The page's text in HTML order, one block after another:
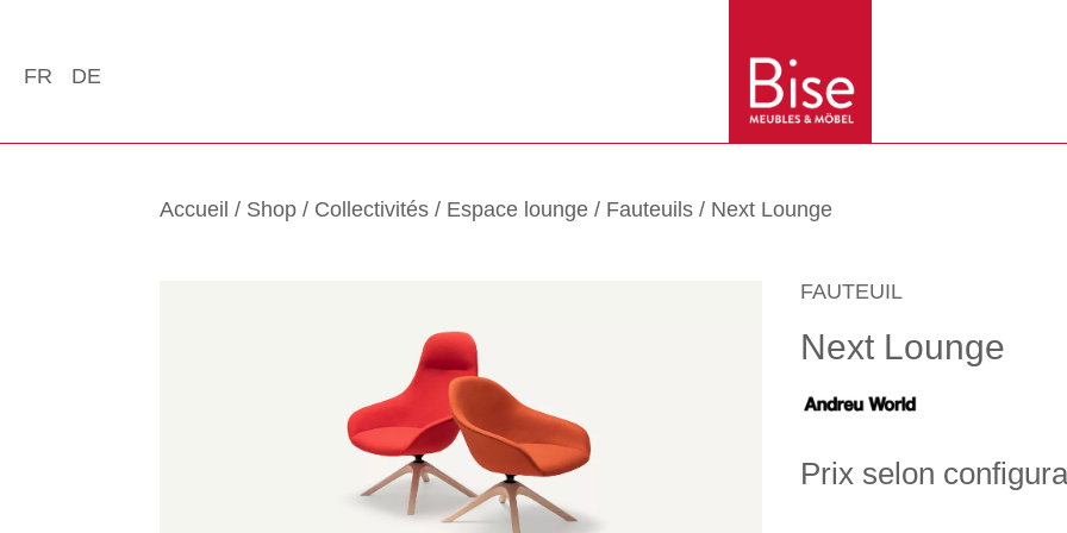
FR DE
Accueil / Shop / Collectivités / Espace lounge / Fauteuils / Next Lounge
FAUTEUIL
Next Lounge
Prix selon